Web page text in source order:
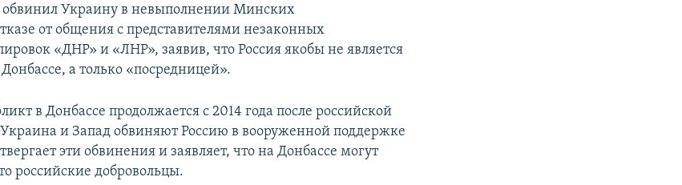
обвинил Украину в невыполнении Минских
от общения с представителями незаконных
«ДНР» и «ЛНР», заявив, что Россия якобы не является
а только «посредницей».
в Донбассе продолжается с 2014 года после российской
и Запад обвиняют Россию в вооруженной поддержке
эти обвинения и заявляет, что на Донбассе могут
российские добровольцы.